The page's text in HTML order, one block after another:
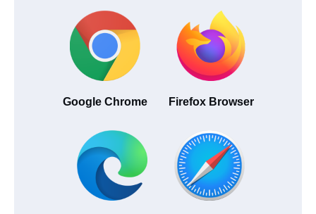
Google Chrome Firefox Browser